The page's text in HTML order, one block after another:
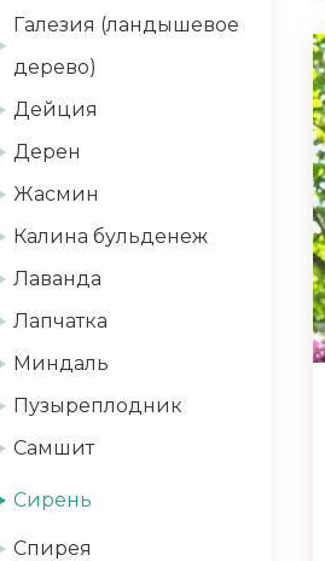
Галезия (ландышевое
дерево)
Дейция
Дерен
Жасмин
Калина бульденеж
Лаванда
Лапчатка
Миндаль
Пузыреплодник
Самшит
Сирень
Спирея